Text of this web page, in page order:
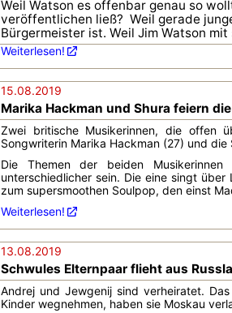
Weil Watson es offenbar genau so
veröffentlichen ließ? Weil gerade
Bürgermeister ist. Weil Jim Watson
Weiterlesen!
15.08.2019
Marika Hackman und Shura feiern
Zwei britische Musikerinnen, die offen
Songwriterin Marika Hackman (27) und
Die Themen der beiden
unterschiedlicher sein. Die eine singt
zum supersmoothen Soulpop, den einst
Weiterlesen!
13.08.2019
Schwules Elternpaar flieht aus
Andrej und Jewgenij sind verheiratet.
Kinder wegnehmen, haben sie Moskau